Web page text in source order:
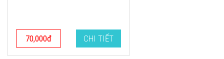
70,000đ CHI TIẾT